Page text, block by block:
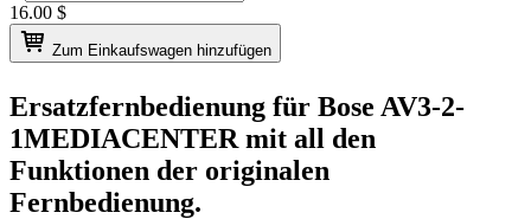
16.00 $
Zum Einkaufswagen hinzufügen
Ersatzfernbedienung für Bose AV3-2-
1MEDIACENTER mit all den
Funktionen der originalen
Fernbedienung.